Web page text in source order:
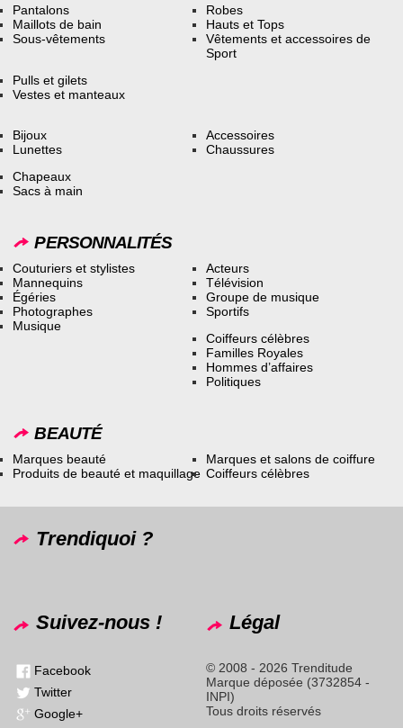
Pantalons
Maillots de bain
Sous-vêtements
Robes
Hauts et Tops
Vêtements et accessoires de
Sport
Pulls et gilets
Vestes et manteaux
Bijoux
Lunettes
Accessoires
Chaussures
Chapeaux
Sacs à main
PERSONNALITÉS
Couturiers et stylistes
Mannequins
Égéries
Photographes
Musique
Acteurs
Télévision
Groupe de musique
Sportifs
Coiffeurs célèbres
Familles Royales
Hommes d’affaires
Politiques
BEAUTÉ
Marques beauté
Produits de beauté et maquillage
Marques et salons de coiffure
Coiffeurs célèbres
Trendiquoi ?
Suivez-nous !
Facebook
Twitter
Google+
Légal
© 2008 - 2026 Trenditude
Marque déposée (3732854 -
INPI)
Tous droits réservés